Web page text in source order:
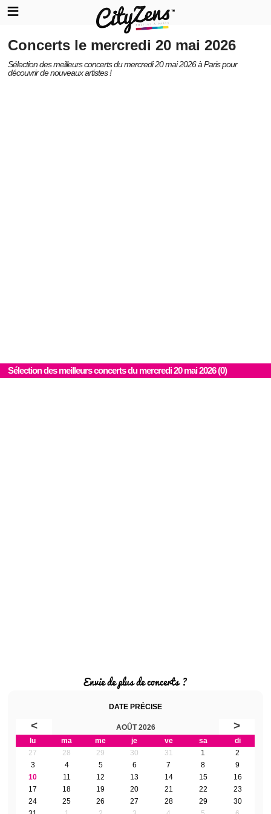
Concerts le mercredi 20 mai 2026
Sélection des meilleurs concerts du mercredi 20 mai 2026 à Paris pour
découvrir de nouveaux artistes !
Sélection des meilleurs concerts du mercredi 20 mai 2026 (0)
Envie de plus de concerts ?
DATE PRÉCISE
< AOÛT 2026 >
lu ma me je ve sa
di
27
28 29 30 31 1
2
3
4 5 6 7 8
9
10
11 12 13 14 15
16
17
18 19 20 21 22
23
24
25 26 27 28 29
30